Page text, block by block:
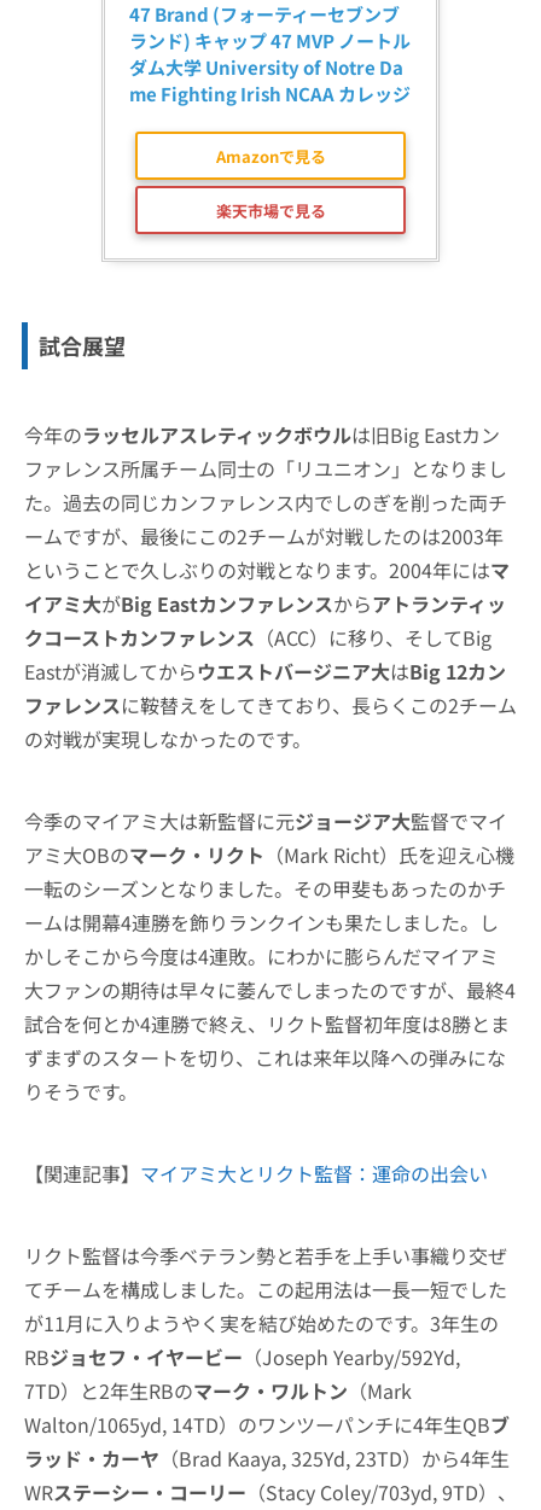
47 Brand (フォーティーセブンブ
ランド) キャップ 47 MVP ノートル
ダム大学 University of Notre Da
me Fighting Irish NCAA カレッジ
Amazonで見る
楽天市場で見る
試合展望
今年のラッセルアスレティックボウルは旧Big Eastカン
ファレンス所属チーム同士の「リユニオン」となりまし
た。過去の同じカンファレンス内でしのぎを削った両チ
ームですが、最後にこの2チームが対戦したのは2003年
ということで久しぶりの対戦となります。2004年にはマ
イアミ大がBig Eastカンファレンスからアトランティッ
クコーストカンファレンス （ACC）に移り、そしてBig
Eastが消滅してからウエストバージニア大はBig 12カン
ファレンスに鞍替えをしてきており、長らくこの2チーム
の対戦が実現しなかったのです。
今季のマイアミ大は新監督に元ジョージア大監督でマイ
アミ大OBのマーク・リクト （Mark Richt）氏を迎え心機
一転のシーズンとなりました。その甲斐もあったのかチ
ームは開幕4連勝を飾りランクインも果たしました。し
かしそこから今度は4連敗。にわかに膨らんだマイアミ
大ファンの期待は早々に萎んでしまったのですが、最終4
試合を何とか4連勝で終え、リクト監督初年度は8勝とま
ずまずのスタートを切り、これは来年以降への弾みにな
りそうです。
【関連記事】 マイアミ大とリクト監督：運命の出会い
リクト監督は今季ベテラン勢と若手を上手い事織り交ぜ
てチームを構成しました。この起用法は一長一短でした
が11月に入りようやく実を結び始めたのです。3年生の
RBジョセフ・イヤービー （Joseph Yearby/592Yd,
7TD）と2年生RBのマーク・ワルトン （Mark
Walton/1065yd, 14TD）のワンツーパンチに4年生QBブ
ラッド・カーヤ （Brad Kaaya, 325Yd, 23TD）から4年生
WRステーシー・コーリー （Stacy Coley/703yd, 9TD）、